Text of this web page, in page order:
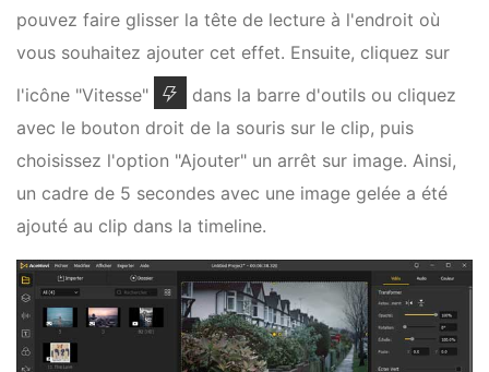
pouvez faire glisser la tête de lecture à l'endroit où
vous souhaitez ajouter cet effet. Ensuite, cliquez sur
l'icône "Vitesse"
dans la barre d'outils ou cliquez
avec le bouton droit de la souris sur le clip, puis
choisissez l'option "Ajouter" un arrêt sur image. Ainsi,
un cadre de 5 secondes avec une image gelée a été
ajouté au clip dans la timeline.